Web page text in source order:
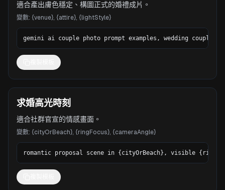
適合產出膚色穩定、構圖正式的婚禮成片。
變數: {venue}, {attire}, {lightStyle}
gemini ai couple photo prompt examples, wedding
求婚高光時刻
適合社群官宣的情感畫面。
變數: {cityOrBeach}, {ringFocus}, {cameraAngle}
romantic proposal scene in {cityOrBeach}, visible